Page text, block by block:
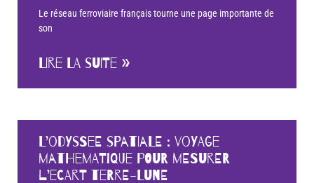
Le réseau ferroviaire français tourne une page importante de
son
LIRE LA SUITE »
L’odyssee spatiale : voyage
mathematique pour mesurer
l’ecart Terre-Lune